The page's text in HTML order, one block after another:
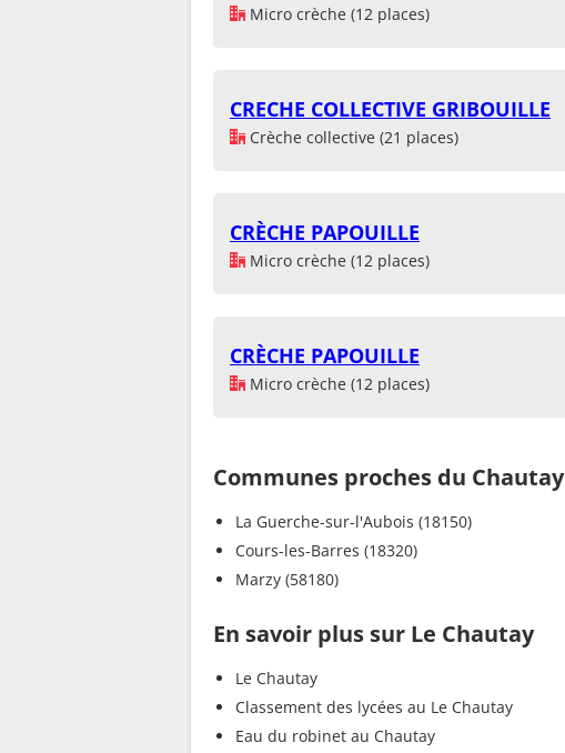
Micro crèche (12 places)
CRECHE COLLECTIVE GRIBOUILLE
Crèche collective (21 places)
CRÈCHE PAPOUILLE
Micro crèche (12 places)
CRÈCHE PAPOUILLE
Micro crèche (12 places)
Communes proches du Chautay
La Guerche-sur-l'Aubois (18150)
Cours-les-Barres (18320)
Marzy (58180)
En savoir plus sur Le Chautay
Le Chautay
Classement des lycées au Le Chautay
Eau du robinet au Chautay